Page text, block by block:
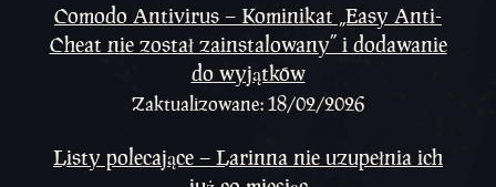
Comodo Antivirus – Kominikat „Easy Anti-
Cheat nie został zainstalowany” i dodawanie
do wyjątków
Zaktualizowane: 18/02/2026
Listy polecające – Larinna nie uzupełnia ich